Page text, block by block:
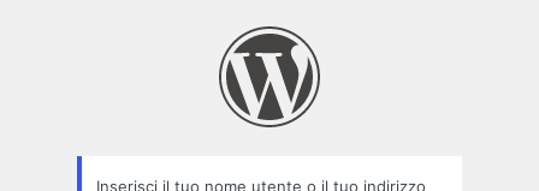
Inserisci il tuo nome utente o il tuo indirizzo